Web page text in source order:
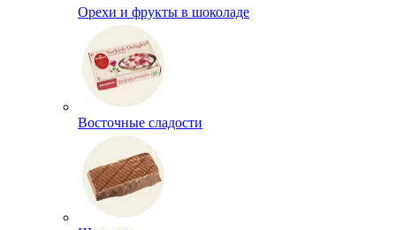
Орехи и фрукты в шоколаде
Восточные сладости